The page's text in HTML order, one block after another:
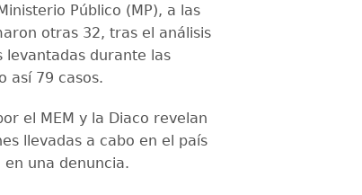
Público (MP), a las
otras 32, tras el análisis
levantadas durante las
así 79 casos.
el MEM y la Diaco revelan
llevadas a cabo en el país
una denuncia.